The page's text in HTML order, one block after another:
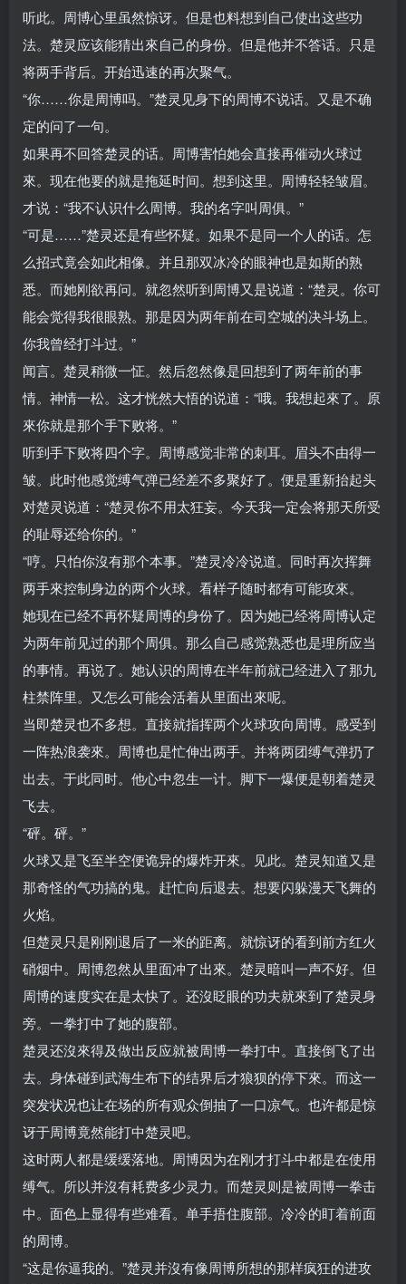
听此。周博心里虽然惊讶。但是也料想到自己使出这些功
法。楚灵应该能猜出來自己的身份。但是他并不答话。只是
将两手背后。开始迅速的再次聚气。
“你……你是周博吗。”楚灵见身下的周博不说话。又是不确
定的问了一句。
如果再不回答楚灵的话。周博害怕她会直接再催动火球过
來。现在他要的就是拖延时间。想到这里。周博轻轻皱眉。
才说：“我不认识什么周博。我的名字叫周俱。”
“可是……”楚灵还是有些怀疑。如果不是同一个人的话。怎
么招式竟会如此相像。并且那双冰冷的眼神也是如斯的熟
悉。而她刚欲再问。就忽然听到周博又是说道：“楚灵。你可
能会觉得我很眼熟。那是因为两年前在司空城的决斗场上。
你我曾经打斗过。”
闻言。楚灵稍微一怔。然后忽然像是回想到了两年前的事
情。神情一松。这才恍然大悟的说道：“哦。我想起來了。原
來你就是那个手下败将。”
听到手下败将四个字。周博感觉非常的刺耳。眉头不由得一
皱。此时他感觉缚气弹已经差不多聚好了。便是重新抬起头
对楚灵说道：“楚灵你不用太狂妄。今天我一定会将那天所受
的耻辱还给你的。”
“哼。只怕你沒有那个本事。”楚灵冷冷说道。同时再次挥舞
两手來控制身边的两个火球。看样子随时都有可能攻來。
她现在已经不再怀疑周博的身份了。因为她已经将周博认定
为两年前见过的那个周俱。那么自己感觉熟悉也是理所应当
的事情。再说了。她认识的周博在半年前就已经进入了那九
柱禁阵里。又怎么可能会活着从里面出來呢。
当即楚灵也不多想。直接就指挥两个火球攻向周博。感受到
一阵热浪袭來。周博也是忙伸出两手。并将两团缚气弹扔了
出去。于此同时。他心中忽生一计。脚下一爆便是朝着楚灵
飞去。
“砰。砰。”
火球又是飞至半空便诡异的爆炸开來。见此。楚灵知道又是
那奇怪的气功搞的鬼。赶忙向后退去。想要闪躲漫天飞舞的
火焰。
但楚灵只是刚刚退后了一米的距离。就惊讶的看到前方红火
硝烟中。周博忽然从里面冲了出來。楚灵暗叫一声不好。但
周博的速度实在是太快了。还沒眨眼的功夫就來到了楚灵身
旁。一拳打中了她的腹部。
楚灵还沒來得及做出反应就被周博一拳打中。直接倒飞了出
去。身体碰到武海生布下的结界后才狼狈的停下來。而这一
突发状况也让在场的所有观众倒抽了一口凉气。也许都是惊
讶于周博竟然能打中楚灵吧。
这时两人都是缓缓落地。周博因为在刚才打斗中都是在使用
缚气。所以并沒有耗费多少灵力。而楚灵则是被周博一拳击
中。面色上显得有些难看。单手捂住腹部。冷冷的盯着前面
的周博。
“这是你逼我的。”楚灵并沒有像周博所想的那样疯狂的进攻